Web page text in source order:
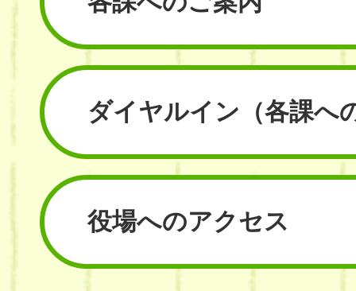
ダイヤルイン （各課へ
役場へのアクセス